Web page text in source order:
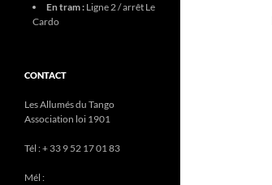
En tram : Ligne 2 / arrêt Le
Cardo
CONTACT
Les Allumés du Tango
Association loi 1901
Tél : + 33 9 52 17 01 83
Mél :